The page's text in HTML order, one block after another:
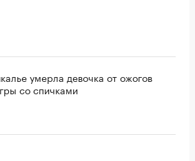
умерла девочка от ожогов
со спичками